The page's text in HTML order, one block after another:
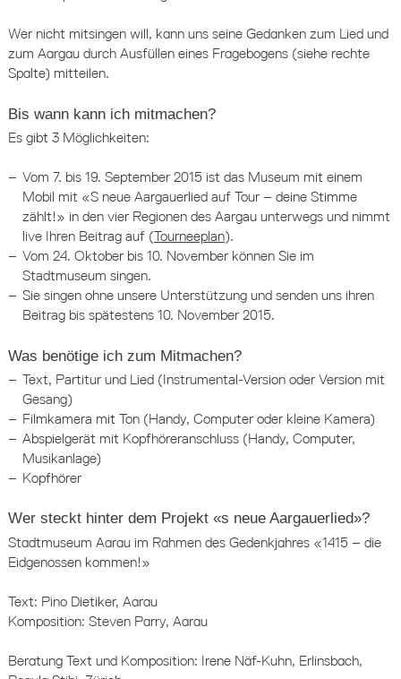
Wer nicht mitsingen will, kann uns seine Gedanken zum Lied und
zum Aargau durch Ausfüllen eines Fragebogens (siehe rechte
Spalte) mitteilen.
Bis wann kann ich mitmachen?
Es gibt 3 Möglichkeiten:
Vom 7. bis 19. September 2015 ist das Museum mit einem
Mobil mit «S neue Aargauerlied auf Tour – deine Stimme
zählt!» in den vier Regionen des Aargau unterwegs und nimmt
live Ihren Beitrag auf (Tourneeplan).
Vom 24. Oktober bis 10. November können Sie im
Stadtmuseum singen.
Sie singen ohne unsere Unterstützung und senden uns ihren
Beitrag bis spätestens 10. November 2015.
Was benötige ich zum Mitmachen?
Text, Partitur und Lied (Instrumental-Version oder Version mit
Gesang)
Filmkamera mit Ton (Handy, Computer oder kleine Kamera)
Abspielgerät mit Kopfhöreranschluss (Handy, Computer,
Musikanlage)
Kopfhörer
Wer steckt hinter dem Projekt «s neue Aargauerlied»?
Stadtmuseum Aarau im Rahmen des Gedenkjahres «1415 – die
Eidgenossen kommen!»
Text: Pino Dietiker, Aarau
Komposition: Steven Parry, Aarau
Beratung Text und Komposition: Irene Näf-Kuhn, Erlinsbach,